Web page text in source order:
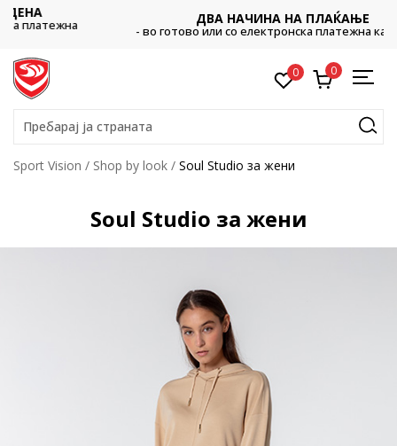
ДВА НАЧИНА НА ПЛАЌАЊЕ
- во готово или со електронска платежна картичка.
0 0
Пребарај ја страната
Sport Vision Shop by look Soul Studio за жени
Soul Studio за жени